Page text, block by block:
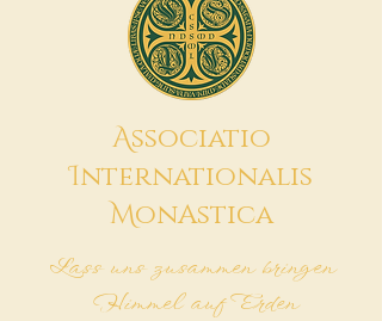
Associatio
Internationalis
MonAstica
Lass uns zusammen bringen
Himmel auf Erden